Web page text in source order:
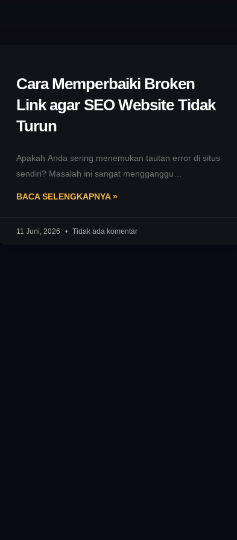
Cara Memperbaiki Broken
Link agar SEO Website Tidak
Turun
Apakah Anda sering menemukan tautan error di situs
sendiri? Masalah ini sangat mengganggu
BACA SELENGKAPNYA »
11 Juni, 2026 Tidak ada komentar